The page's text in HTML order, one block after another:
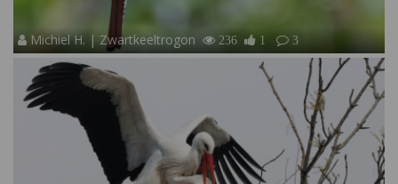
Michiel H. | Zwartkeeltrogon 236 1 3